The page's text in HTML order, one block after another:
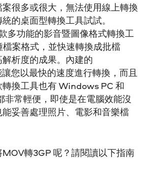
很多或很大，無法使用線上轉換
的桌面型轉換工具試試。
多功能的影音暨圖像格式轉換工
案格式，並快速轉換成批檔
析度的成果。內建的
您以最快的速度進行轉換，而且
換工具也有 Windows PC 和
非常輕便，即使是在電腦效能沒
妥善處理照片、電影和音樂檔
轉3GP 呢？請閱讀以下指南